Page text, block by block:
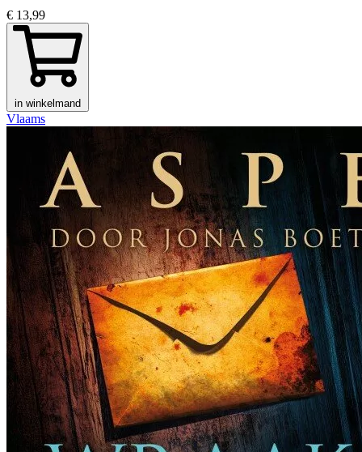
€ 13,99
in winkelmand
Vlaams